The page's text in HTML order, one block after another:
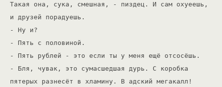
Такая она, сука, смешная, - пиздец. И сам охуеешь,
и друзей порадуешь.
- Ну и?
- Пять с половиной.
- Пять рублей - это если ты у меня ещё отсосёшь.
- Бля, чувак, это сумасшедшая дурь. С коробка
пятерых разнесёт в хламину. В адский мегакалл!